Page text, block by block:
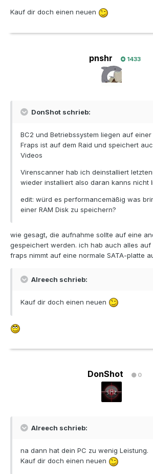
Kauf dir doch einen neuen
pnshr 1433
DonShot schrieb:
BC2 und Betriebssystem liegen auf einer
Fraps ist auf dem Raid und speichert
Videos
Virenscanner hab ich deinstalliert
wieder installiert also daran kanns nicht
edit: würd es performancemäßig was
einer RAM Disk zu speichern?
wie gesagt, die aufnahme sollte auf eine
gespeichert werden. ich hab auch alles auf
fraps nimmt auf eine normale SATA-platte
Alreech schrieb:
Kauf dir doch einen neuen
DonShot 0
Alreech schrieb:
na dann hat dein PC zu wenig Leistung.
Kauf dir doch einen neuen